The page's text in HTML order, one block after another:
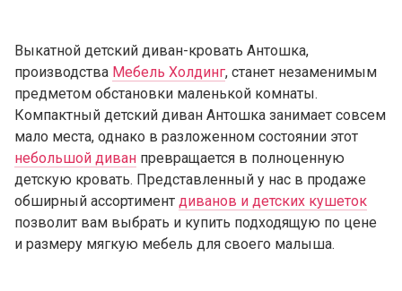
Выкатной детский диван-кровать Антошка,
производства Мебель Холдинг, станет незаменимым
предметом обстановки маленькой комнаты.
Компактный детский диван Антошка занимает совсем
мало места, однако в разложенном состоянии этот
небольшой диван превращается в полноценную
детскую кровать. Представленный у нас в продаже
обширный ассортимент диванов и детских кушеток
позволит вам выбрать и купить подходящую по цене
и размеру мягкую мебель для своего малыша.